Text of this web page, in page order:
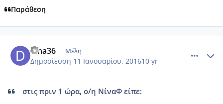
Παράθεση
dina36 Μέλη
Δημοσίευση 11 Ιανουαρίου, 201610 yr
στις πριν 1 ώρα, ο/η ΝίναΦ είπε: